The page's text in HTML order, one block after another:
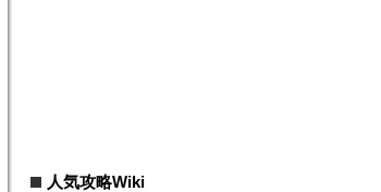
人気攻略Wiki